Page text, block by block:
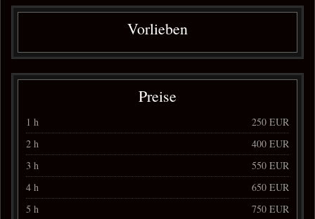
Vorlieben
Preise
1 h
250 EUR
2 h
400 EUR
3 h
550 EUR
4 h
650 EUR
5 h
750 EUR